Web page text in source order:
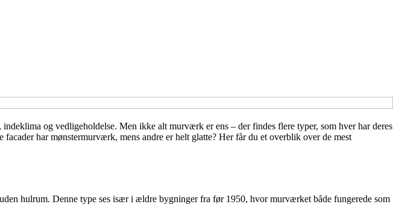
og vedligeholdelse. Men ikke alt murværk er ens – der findes flere typer, som hver har deres
har mønstermurværk, mens andre er helt glatte? Her får du et overblik over de mest
hulrum. Denne type ses især i ældre bygninger fra før 1950, hvor murværket både fungerede som